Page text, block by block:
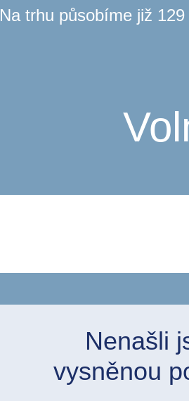
Na trhu působíme již 129
Nenašli
vysněnou